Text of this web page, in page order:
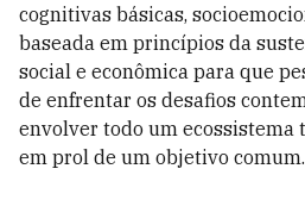
cognitivas básicas,
baseada em princípios da
social e econômica para que
de enfrentar os desafios
envolver todo um
em prol de um objetivo comum.